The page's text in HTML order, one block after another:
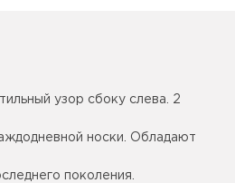
узор сбоку слева. 2
носки. Обладают
поколения.